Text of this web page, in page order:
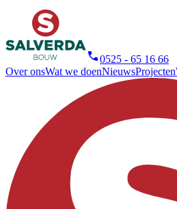
0525 - 65 16 66
Over onsWat we doenNieuwsProjecten